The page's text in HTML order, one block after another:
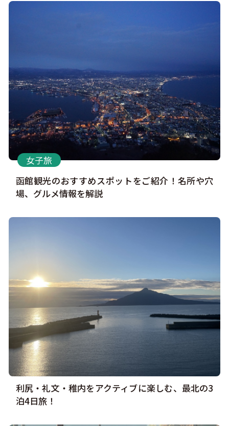
函館観光のおすすめスポットをご紹介！名所や穴
場、グルメ情報を解説
女子旅
利尻・礼文・稚内をアクティブに楽しむ、最北の3
泊4日旅！